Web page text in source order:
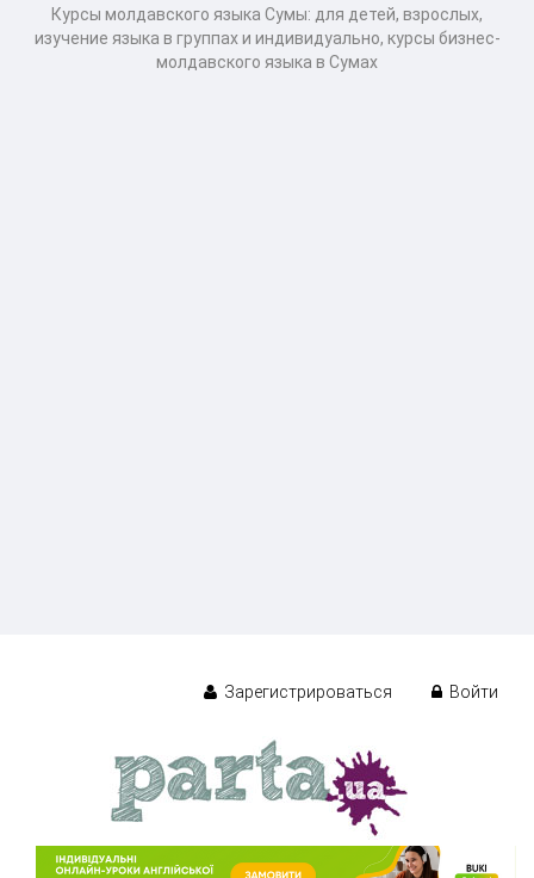
Курсы молдавского языка Сумы: для детей, взрослых,
изучение языка в группах и индивидуально, курсы бизнес-
молдавского языка в Сумах
Зарегистрироваться Войти